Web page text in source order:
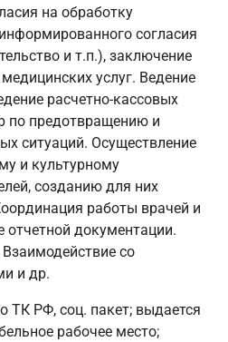
на обработку
согласия
и т.п.), заключение
услуг. Ведение
расчетно-кассовых
по предотвращению и
ситуаций. Осуществление
и культурному
созданию для них
работы врачей и
отчетной документации.
со
и др.
ТК РФ, соц. пакет; выдается
рабочее место;